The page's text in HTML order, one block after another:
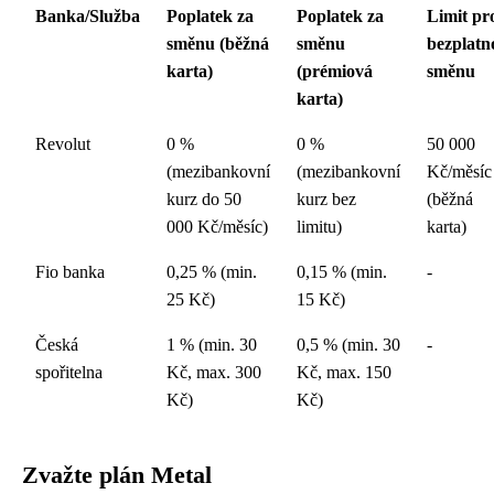
Banka/Služba
Poplatek za
směnu (běžná
karta)
Poplatek za
směnu
(prémiová
karta)
Limit
směnu
Revolut
0 %
(mezibankovní
kurz do 50
000 Kč/měsíc)
0 %
(mezibankovní
kurz bez
limitu)
50 000
Kč/měsíc
(běžná
karta)
Fio banka
0,25 % (min.
25 Kč)
0,15 % (min.
15 Kč)
-
Česká
spořitelna
1 % (min. 30
Kč, max. 300
Kč)
0,5 % (min. 30
Kč, max. 150
Kč)
-
Zvažte plán Metal